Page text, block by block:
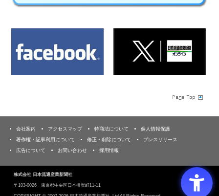
会社案内 アクセスマップ 特商法について
個人情報保護
著作権・記事利用について
修正・削除について
プレスリリース
広告について
お問い合わせ 採用情報
株式会社 日本流通産業新聞社
〒103‐0026 東京都中央区日本橋兜町11-11